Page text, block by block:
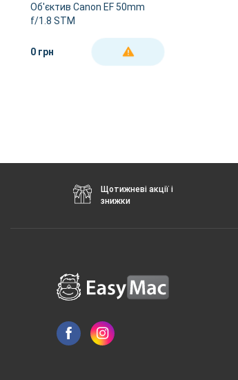
Об'єктив Canon EF 50mm
f/1.8 STM
0 грн ДЕТАЛЬНІШЕ
Щотижневі акції і
знижки